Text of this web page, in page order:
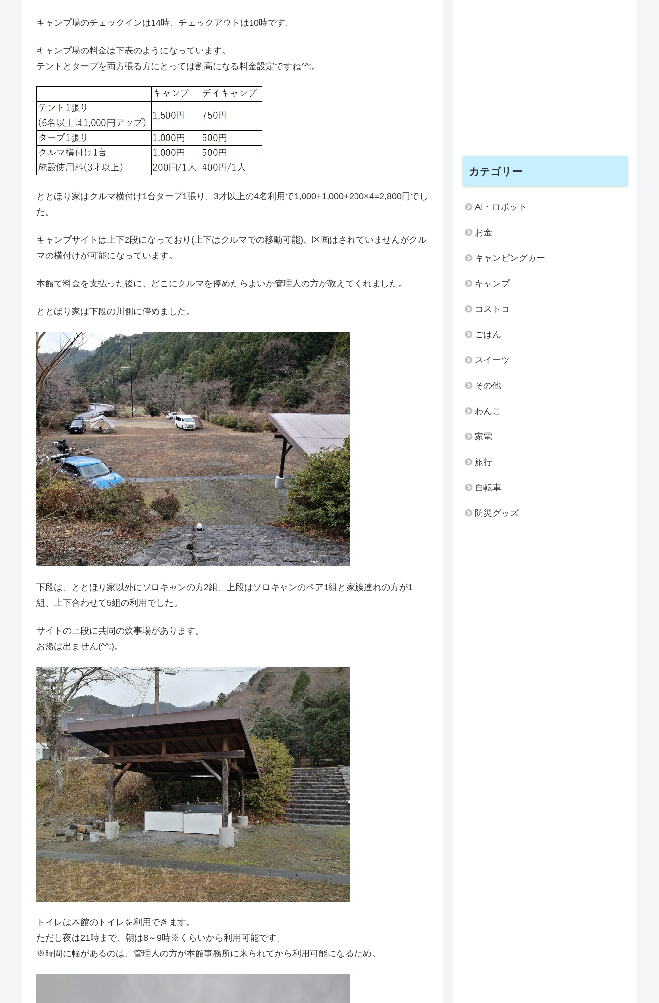
キャンプ場のチェックインは14時、チェックアウトは10時です。
キャンプ場の料金は下表のようになっています。
テントとタープを両方張る方にとっては割高になる料金設定ですね^^;。
ととほり家はクルマ横付け1台タープ1張り、3才以上の4名利用で1,000+1,000+200×4=2,800円でし
た。
キャンプサイトは上下2段になっており(上下はクルマでの移動可能)、区画はされていませんがクル
マの横付けが可能になっています。
本館で料金を支払った後に、どこにクルマを停めたらよいか管理人の方が教えてくれました。
ととほり家は下段の川側に停めました。
下段は、ととほり家以外にソロキャンの方2組、上段はソロキャンのペア1組と家族連れの方が1
組、上下合わせて5組の利用でした。
サイトの上段に共同の炊事場があります。
お湯は出ません(^^;)。
トイレは本館のトイレを利用できます。
ただし夜は21時まで、朝は8～9時※くらいから利用可能です。
※時間に幅があるのは、管理人の方が本館事務所に来られてから利用可能になるため。
カテゴリー
AI・ロボット
お金
キャンピングカー
キャンプ
コストコ
ごはん
スイーツ
その他
わんこ
家電
旅行
自転車
防災グッズ